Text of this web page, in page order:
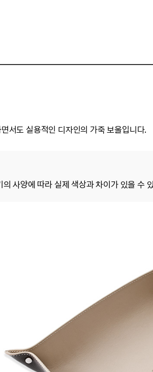
서도 실용적인 디자인의 가죽 보울입니다.
사양에 따라 실제 색상과 차이가 있을 수